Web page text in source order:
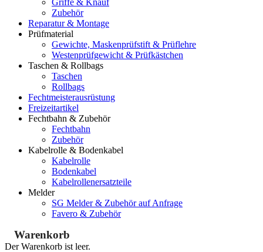
Griffe & Knauf
Zubehör
Reparatur & Montage
Prüfmaterial
Gewichte, Maskenprüfstift & Prüflehre
Westenprüfgewicht & Prüfkästchen
Taschen & Rollbags
Taschen
Rollbags
Fechtmeisterausrüstung
Freizeitartikel
Fechtbahn & Zubehör
Fechtbahn
Zubehör
Kabelrolle & Bodenkabel
Kabelrolle
Bodenkabel
Kabelrollenersatzteile
Melder
SG Melder & Zubehör auf Anfrage
Favero & Zubehör
Warenkorb
Der Warenkorb ist leer.